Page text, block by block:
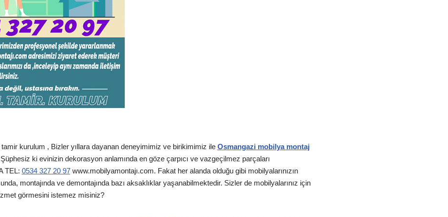
kurulum , Bizler yıllara dayanan deneyimimiz ve birikimimiz ile Osmangazi mobilya montaj
ki evinizin dekorasyon anlamında en göze çarpıcı ve vazgeçilmez parçaları
TEL: 0534 327 20 97www.mobilyamontajı.com. Fakat her alanda olduğu gibi mobilyalarınızın
montajında ve demontajında bazı aksaklıklar yaşanabilmektedir. Sizler de mobilyalarınız için
görmesini istemez misiniz?